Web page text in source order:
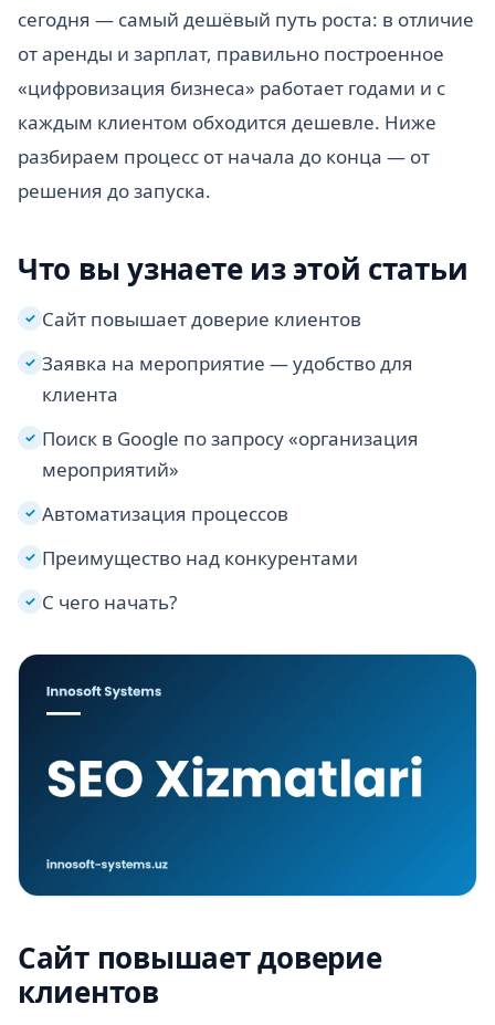
сегодня — самый дешёвый путь роста: в отличие
от аренды и зарплат, правильно построенное
«цифровизация бизнеса» работает годами и с
каждым клиентом обходится дешевле. Ниже
разбираем процесс от начала до конца — от
решения до запуска.
Что вы узнаете из этой статьи
✓ Сайт повышает доверие клиентов
✓ Заявка на мероприятие — удобство для
клиента
✓ Поиск в Google по запросу «организация
мероприятий»
✓ Автоматизация процессов
✓ Преимущество над конкурентами
✓ С чего начать?
Сайт повышает доверие
клиентов